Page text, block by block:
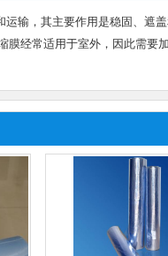
输，其主要作用是稳固、遮
膜经常适用于室外，因此需要